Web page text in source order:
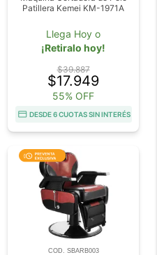
Patillera Kemei KM-1971A
Llega Hoy o
¡Retiralo hoy!
$39.887
$17.949
55% OFF
DESDE 6 CUOTAS SIN INTERÉS
COD. SBARB003